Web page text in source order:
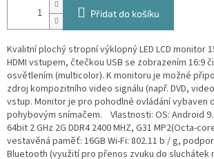
Přidat do košíku
Kvalitní plochý stropní výklopný LED LCD monitor
HDMI vstupem, čtečkou USB se zobrazením 16:9
osvětlením (multicolor). K monitoru je možné
zdroj kompozitního video signálu (např. DVD,
vstup. Monitor je pro pohodlné ovládání vybaven
pohybovým snímačem. Vlastnosti: OS: Android
64bit 2 GHz 2G DDR4 2400 MHZ, G31 MP2(Octa-
vestavěná paměť: 16GB Wi-Fi: 802.11 b / g,
Bluetooth (využití pro přenos zvuku do sluchátek